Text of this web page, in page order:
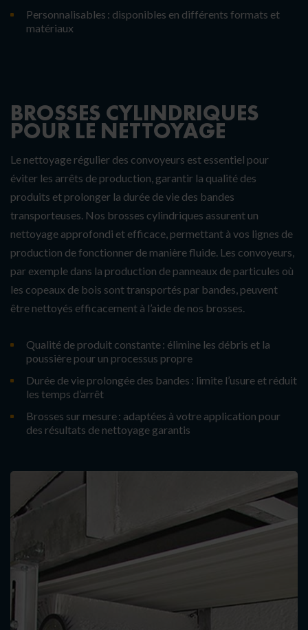
Personnalisables : disponibles en différents formats et
matériaux
BROSSES CYLINDRIQUES
POUR LE NETTOYAGE
Le nettoyage régulier des convoyeurs est essentiel pour
éviter les arrêts de production, garantir la qualité des
produits et prolonger la durée de vie des bandes
transporteuses. Nos brosses cylindriques assurent un
nettoyage approfondi et efficace, permettant à vos lignes de
production de fonctionner de manière fluide. Les convoyeurs,
par exemple dans la production de panneaux de particules où
les copeaux de bois sont transportés par bandes, peuvent
être nettoyés efficacement à l’aide de nos brosses.
Qualité de produit constante : élimine les débris et la
poussière pour un processus propre
Durée de vie prolongée des bandes : limite l’usure et réduit
les temps d’arrêt
Brosses sur mesure : adaptées à votre application pour
des résultats de nettoyage garantis